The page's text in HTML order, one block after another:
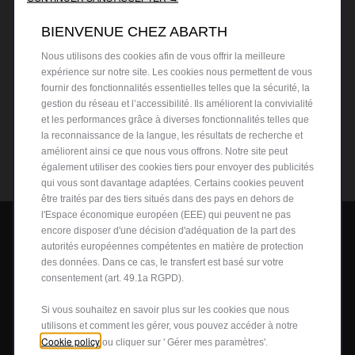
MODELES
Configurez et commandez
BIENVENUE CHEZ ABARTH
Nous utilisons des cookies afin de vous offrir la meilleure
expérience sur notre site. Les cookies nous permettent de vous
fournir des fonctionnalités essentielles telles que la sécurité, la
gestion du réseau et l’accessibilité. Ils améliorent la convivialité
et les performances grâce à diverses fonctionnalités telles que
la reconnaissance de la langue, les résultats de recherche et
améliorent ainsi ce que nous vous offrons. Notre site peut
également utiliser des cookies tiers pour envoyer des publicités
qui vous sont davantage adaptées. Certains cookies peuvent
être traités par des tiers situés dans des pays en dehors de
l'Espace économique européen (EEE) qui peuvent ne pas
encore disposer d'une décision d'adéquation de la part des
autorités européennes compétentes en matière de protection
des données. Dans ce cas, le transfert est basé sur votre
consentement (art. 49.1a RGPD).
Si vous souhaitez en savoir plus sur les cookies que nous
utilisons et comment les gérer, vous pouvez accéder à notre
Cookie policy ou cliquer sur ' Gérer mes paramètres'.